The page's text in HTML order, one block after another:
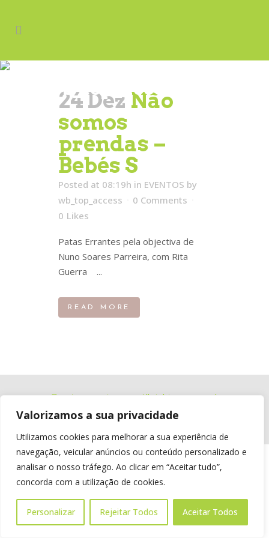
Valorizamos a sua privacidade
Utilizamos cookies para melhorar a sua experiência de
navegação, veicular anúncios ou conteúdo personalizado e
analisar o nosso tráfego. Ao clicar em “Aceitar tudo”,
concorda com a utilização de cookies.
Personalizar Rejeitar Todos Aceitar Todos
wb_top_access
24 Dez Não
somos
prendas –
Bebés S
Posted at 08:19h in EVENTOS by
wb_top_access
0 Comments
0 Likes
Patas Errantes pela objectiva de
Nuno Soares Parreira, com Rita
Guerra ...
READ MORE
© pataserrantes.org. All rights reserved.